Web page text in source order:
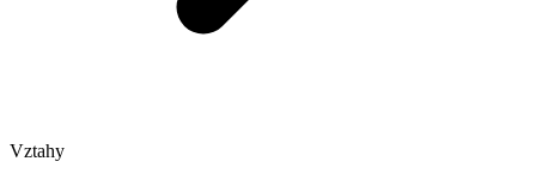
Vztahy